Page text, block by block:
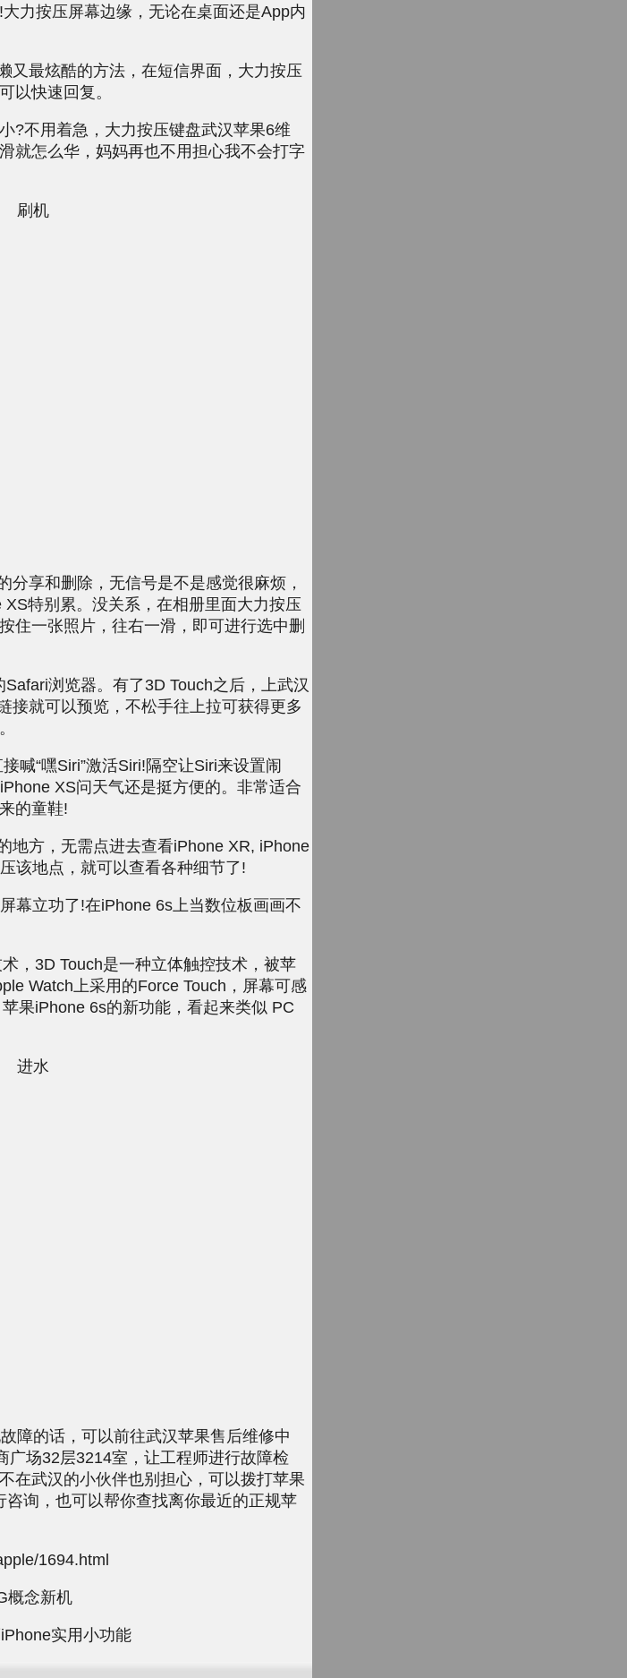
力按压屏幕边缘，无论在桌面还是App内
最炫酷的方法，在短信界面，大力按压
以快速回复。
不用着急，大力按压键盘武汉苹果6维
就怎么华，妈妈再也不用担心我不会打字
享和删除， 无信号是不是感觉很麻烦，
特别累。没关系，在相册里面大力按压
住一张照片，往右一滑，即可进行选中删
浏览器。有了3D Touch之后，上武汉
接就可以预览，不松手往上拉可获得更多
“嘿Siri”激活Siri!隔空让Siri来设置闹
XS问天气还是挺方便的。非常适合
的童鞋!
方，无需点进去查看iPhone XR, iPhone
该地点，就可以查看各种细节了!
立功了!在iPhone 6s上当数位板画画不
3D Touch是一种立体触控技术，被苹
Watch上采用的Force Touch，屏幕可感
果iPhone 6s的新功能，看起来类似 PC
的话，可以前往武汉苹果售后维修中
广场32层3214室，让工程师进行故障检
在武汉的小伙伴也别担心，可以拨打苹果
询，也可以帮你查找离你最近的正规苹
1694.html
概念新机
实用小功能